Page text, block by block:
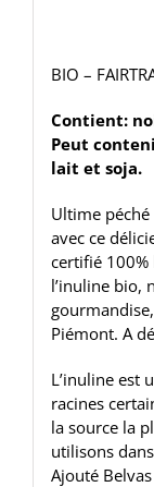
BIO –
Contient:
Peut
lait et soja.
Ultime
avec ce
certifié
l’inuline bio,
Piémont. A
L’inuline est
racines
la source la
utilisons
Ajouté